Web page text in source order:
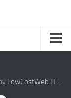
LowCostWeb.IT -